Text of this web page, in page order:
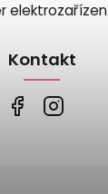
Kontakt